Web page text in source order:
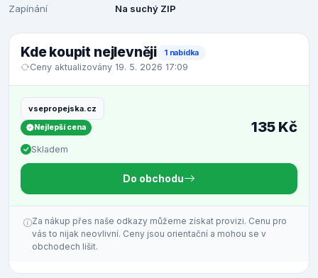
Zapínání
Na suchý ZIP
Kde koupit nejlevněji 1 nabídka
Ceny aktualizovány 19. 5. 2026 17:09
vsepropejska.cz
Nejlepší cena
Skladem
135 Kč
Do obchodu
Za nákup přes naše odkazy můžeme získat provizi. Cenu pro
vás to nijak neovlivní. Ceny jsou orientační a mohou se v
obchodech lišit.